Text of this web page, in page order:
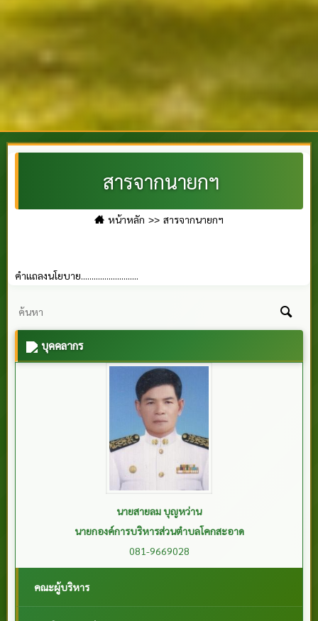
สารจากนายกฯ
หน้าหลัก สารจากนายกฯ
คำแถลงนโยบาย...........................
บุคคลากร
นายสายลม บุญหว่าน
นายกองค์การบริหารส่วนตำบลโคกสะอาด
081-9669028
คณะผู้บริหาร